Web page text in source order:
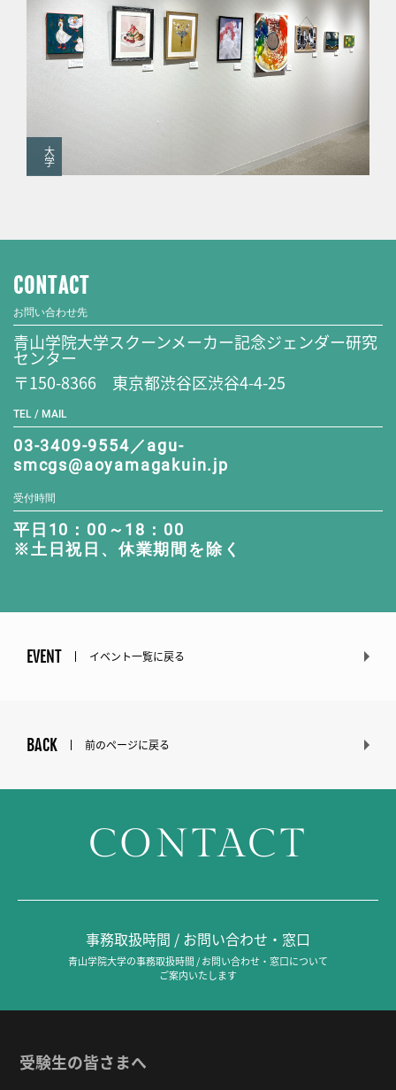
大
学
CONTACT
お問い合わせ先
青山学院大学スクーンメーカー記念ジェンダー研究
センター
〒150-8366 東京都渋谷区渋谷4-4-25
TEL / MAIL
03-3409-9554／agu-
smcgs@aoyamagakuin.jp
受付時間
平日10：00～18：00
※土日祝日、休業期間を除く
EVENT イベント一覧に戻る
BACK 前のページに戻る
CONTACT
事務取扱時間 / お問い合わせ・窓口
青山学院大学の事務取扱時間 / お問い合わせ・窓口について
ご案内いたします
受験生の皆さまへ